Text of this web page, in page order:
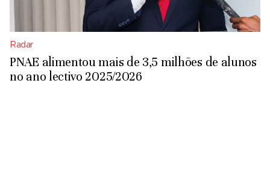
Radar
PNAE alimentou mais de 3,5 milhões de alunos
no ano lectivo 2025/2026